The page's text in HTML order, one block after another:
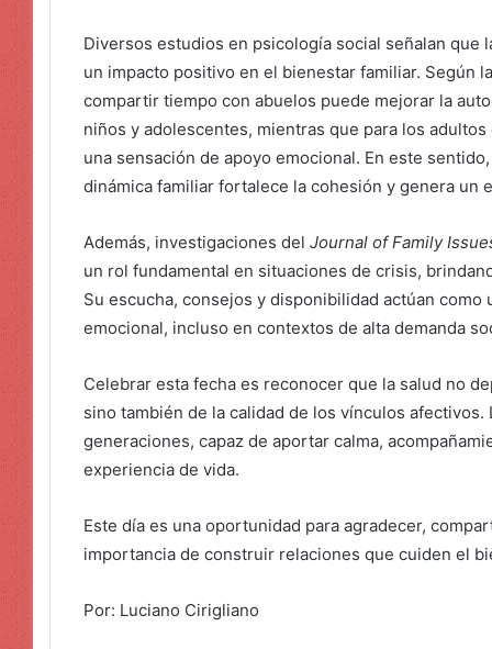
Diversos estudios en psicología social señalan
un impacto positivo en el bienestar familiar. Según
compartir tiempo con abuelos puede mejorar la
niños y adolescentes, mientras que para los
una sensación de apoyo emocional. En este
dinámica familiar fortalece la cohesión y genera un
Además, investigaciones del Journal of Family
un rol fundamental en situaciones de crisis,
Su escucha, consejos y disponibilidad actúan
emocional, incluso en contextos de alta demanda
Celebrar esta fecha es reconocer que la salud no
sino también de la calidad de los vínculos
generaciones, capaz de aportar calma,
experiencia de vida.
Este día es una oportunidad para agradecer,
importancia de construir relaciones que cuiden el
Por: Luciano Cirigliano